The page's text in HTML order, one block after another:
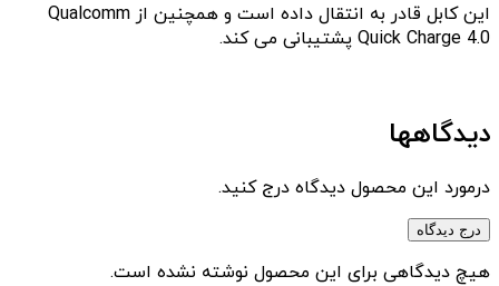
این کابل قادر به انتقال داده است و همچنین از Qualcomm
Quick Charge 4.0 پشتیبانی می کند.
دیدگاهها
درمورد این محصول دیدگاه درج کنید.
درج دیدگاه
هیچ دیدگاهی برای این محصول نوشته نشده است.